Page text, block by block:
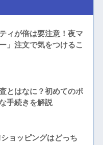
ィが倍は要注意！夜マ
」注文で気をつけるこ
とはなに？初めてのポ
手続きを解説
ョッピングはどっち